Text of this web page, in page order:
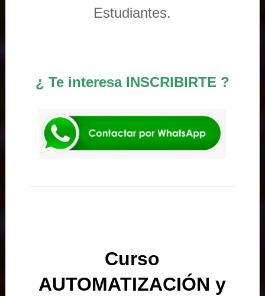
Estudiantes.
¿ Te interesa INSCRIBIRTE ?
Curso
AUTOMATIZACIÓN y